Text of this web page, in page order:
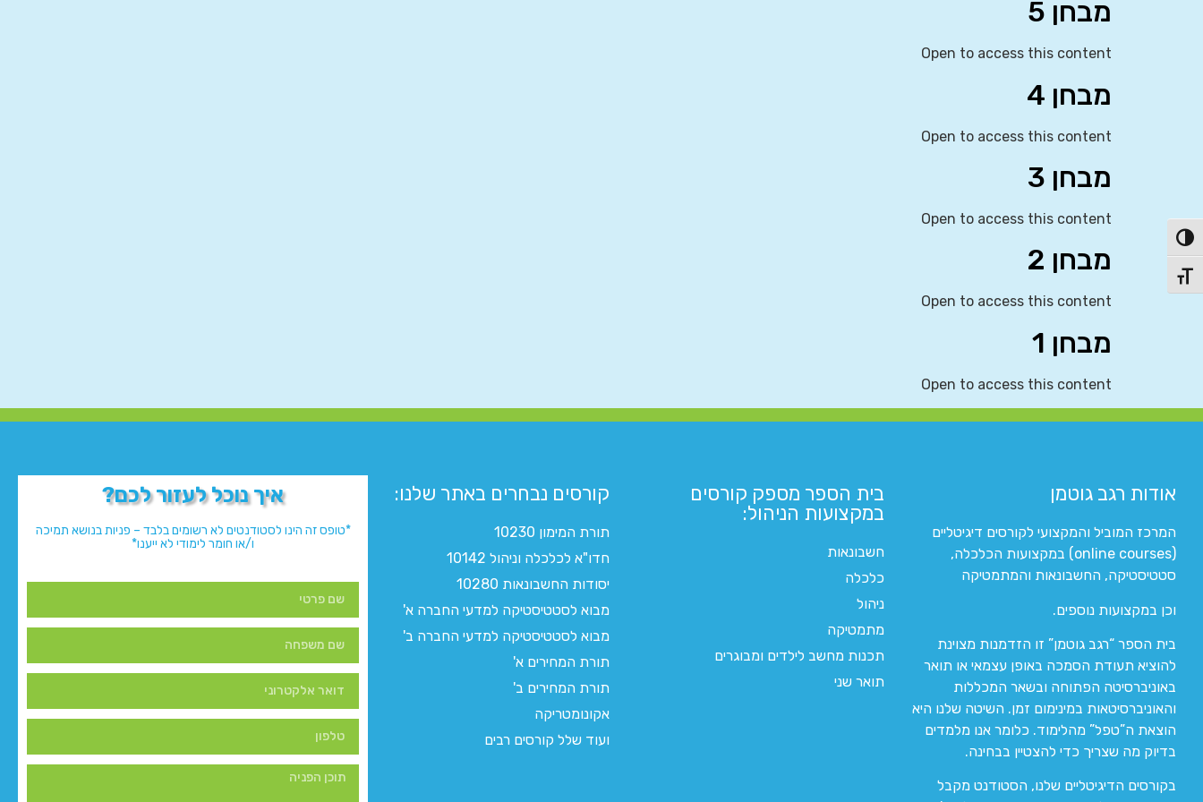
הפעל/כבה ניגודיות גבוהה
מתג גודל גופן
מבחן 5
Open to access this content
מבחן 4
Open to access this content
מבחן 3
Open to access this content
מבחן 2
Open to access this content
מבחן 1
Open to access this content
אודות רגב גוטמן
המרכז המוביל והמקצועי לקורסים דיגיטליים
(online courses) במקצועות הכלכלה,
סטטיסטיקה, החשבונאות והמתמטיקה
וכן במקצועות נוספים.
בית הספר “רגב גוטמן” זו הזדמנות מצוינת
להוציא תעודת הסמכה באופן עצמאי או תואר
באוניברסיטה הפתוחה ובשאר המכללות
והאוניברסיטאות במינימום זמן. השיטה שלנו היא
הוצאת ה”טפל” מהלימוד. כלומר אנו מלמדים
בדיוק מה שצריך כדי להצטיין בבחינה.
בקורסים הדיגיטליים שלנו, הסטודנט מקבל
בית הספר מספק קורסים
במקצועות הניהול:
חשבונאות
כלכלה
ניהול
מתמטיקה
תכנות מחשב לילדים ומבוגרים
תואר שני
קורסים נבחרים באתר שלנו:​
תורת המימון 10230
חדו"א לכלכלה וניהול 10142
יסודות החשבונאות 10280
מבוא לסטטיסטיקה למדעי החברה א'
מבוא לסטטיסטיקה למדעי החברה ב'
תורת המחירים א'
תורת המחירים ב'
אקונומטריקה
ועוד שלל קורסים רבים
איך נוכל לעזור לכם?
*טופס זה הינו לסטודנטים לא רשומים בלבד – פניות בנושא תמיכה
ו/או חומר לימודי לא ייענו*